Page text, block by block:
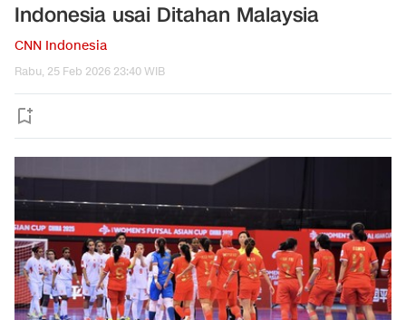
Indonesia usai Ditahan Malaysia
CNN Indonesia
Rabu, 25 Feb 2026 23:40 WIB